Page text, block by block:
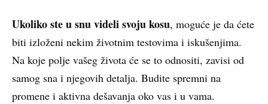
Ukoliko ste u snu videli svoju kosu, moguće je da ćete
biti izloženi nekim životnim testovima i iskušenjima.
Na koje polje vašeg života će se to odnositi, zavisi od
samog sna i njegovih detalja. Budite spremni na
promene i aktivna dešavanja oko vas i u vama.